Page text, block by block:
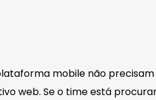
mobile não
web. Se o time está